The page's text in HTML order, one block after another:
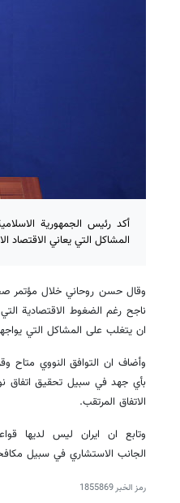
أكد رئيس الجمهورية
المشاكل التي يعاني الاقتصاد
وقال حسن روحاني خلال مؤتمر
ناجح رغم الضغوط الاقتصادية
ان يتغلب على المشاكل التي
وأضاف ان التوافق النووي متاح
الاتفاق المرتقب.
وتابع ان ايران ليس لديها
الجانب الاستشاري في سبيل
رمز الخبر1855869